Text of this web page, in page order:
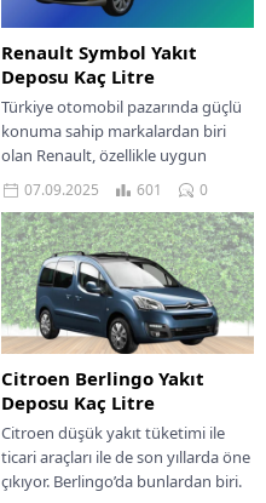
Renault Symbol Yakıt
Deposu Kaç Litre
Türkiye otomobil pazarında güçlü
konuma sahip markalardan biri
olan Renault, özellikle uygun
maliyetli modelleriyle geniş bir
kullanıcı kitlesine hitap ediyor....
07.09.2025 601 0
Citroen Berlingo Yakıt
Deposu Kaç Litre
Citroen düşük yakıt tüketimi ile
ticari araçları ile de son yıllarda öne
çıkıyor. Berlingo’da bunlardan biri.